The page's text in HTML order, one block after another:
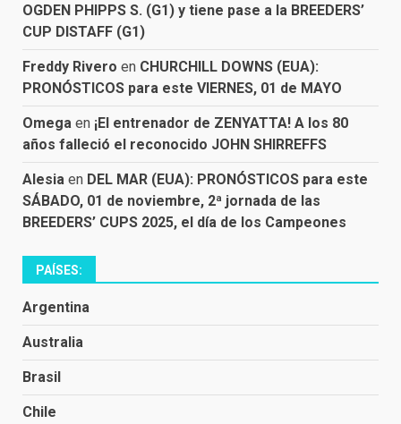
OGDEN PHIPPS S. (G1) y tiene pase a la BREEDERS’
CUP DISTAFF (G1)
Freddy Rivero en CHURCHILL DOWNS (EUA):
PRONÓSTICOS para este VIERNES, 01 de MAYO
Omega en ¡El entrenador de ZENYATTA! A los 80
años falleció el reconocido JOHN SHIRREFFS
Alesia en DEL MAR (EUA): PRONÓSTICOS para este
SÁBADO, 01 de noviembre, 2ª jornada de las
BREEDERS’ CUPS 2025, el día de los Campeones
PAÍSES:
Argentina
Australia
Brasil
Chile